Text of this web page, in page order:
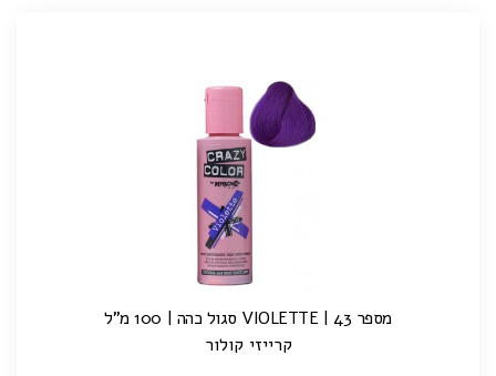
מספר 43 | VIOLETTE סגול כהה | 100 מ"ל
קרייזי קולור